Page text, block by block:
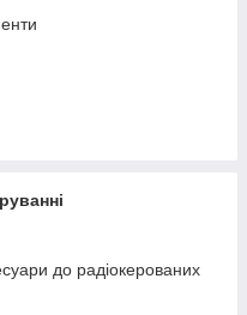
Піаніно
до радіокерованих